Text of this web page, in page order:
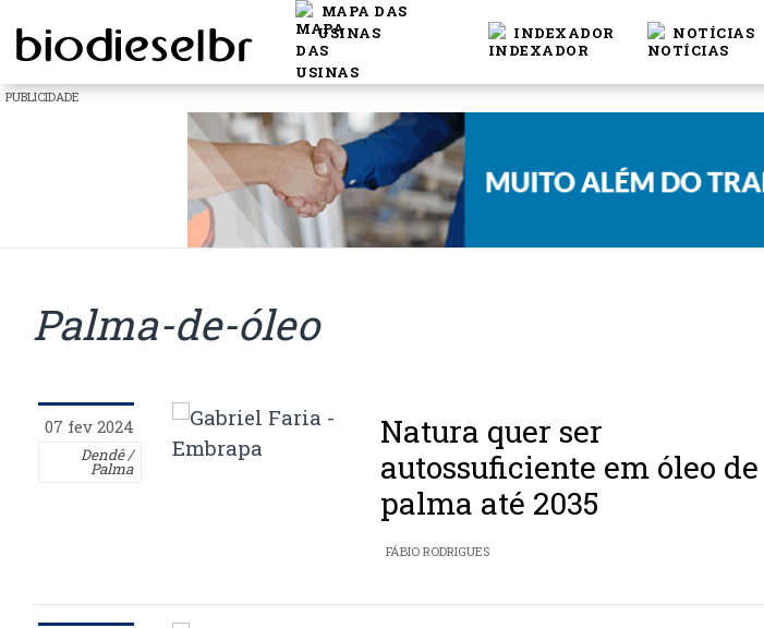
MAPA DAS
USINAS
INDEXADOR NOTÍCIAS
PUBLICIDADE
Palma-de-óleo
07 fev 2024
Dendê /
Palma
Natura quer ser
autossuficiente em óleo de
palma até 2035
FÁBIO RODRIGUES